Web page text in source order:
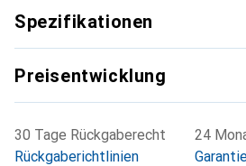
anspruchsvolle Kundschaft.
Spezifikationen
Preisentwicklung
30 Tage Rückgaberecht
Rückgaberichtlinien
24